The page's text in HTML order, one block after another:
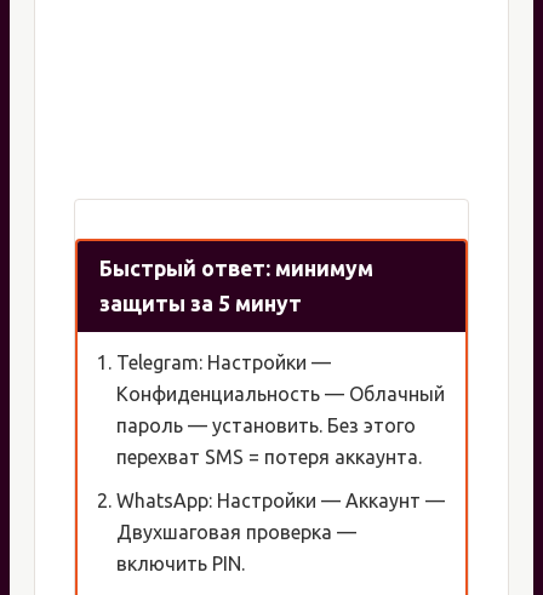
Быстрый ответ: минимум
защиты за 5 минут
Telegram: Настройки —
Конфиденциальность — Облачный
пароль — установить. Без этого
перехват SMS = потеря аккаунта.
WhatsApp: Настройки — Аккаунт —
Двухшаговая проверка —
включить PIN.